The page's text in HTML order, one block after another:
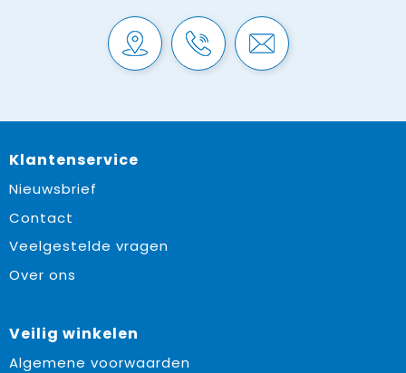
Klantenservice
Nieuwsbrief
Contact
Veelgestelde vragen
Over ons
Veilig winkelen
Algemene voorwaarden